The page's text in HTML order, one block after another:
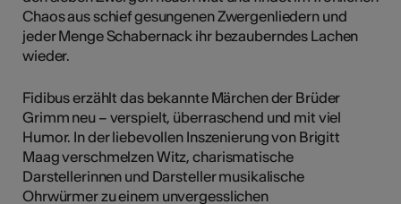
Chaos aus schief gesungenen Zwergenliedern und
jeder Menge Schabernack ihr bezauberndes Lachen
wieder.
Fidibus erzählt das bekannte Märchen der Brüder
Grimm neu – verspielt, überraschend und mit viel
Humor. In der liebevollen Inszenierung von Brigitt
Maag verschmelzen Witz, charismatische
Darstellerinnen und Darsteller musikalische
Ohrwürmer zu einem unvergesslichen